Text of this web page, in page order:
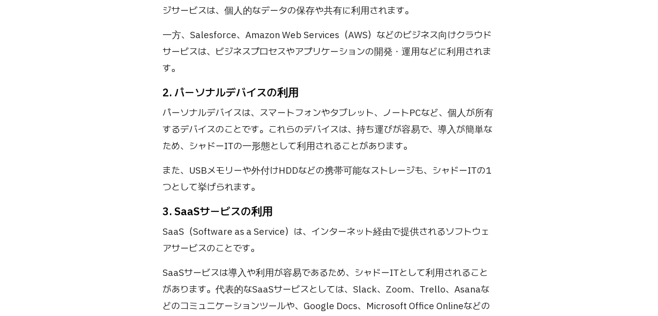
ジサービスは、個人的なデータの保存や共有に利用されます。
一方、Salesforce、Amazon Web Services（AWS）などのビジネス向けクラウド
サービスは、ビジネスプロセスやアプリケーションの開発・運用などに利用されま
す。
2. パーソナルデバイスの利用
パーソナルデバイスは、スマートフォンやタブレット、ノートPCなど、個人が所有
するデバイスのことです。これらのデバイスは、持ち運びが容易で、導入が簡単な
ため、シャドーITの一形態として利用されることがあります。
また、USBメモリーや外付けHDDなどの携帯可能なストレージも、シャドーITの1
つとして挙げられます。
3. SaaSサービスの利用
SaaS（Software as a Service）は、インターネット経由で提供されるソフトウェ
アサービスのことです。
SaaSサービスは導入や利用が容易であるため、シャドーITとして利用されること
があります。代表的なSaaSサービスとしては、Slack、Zoom、Trello、Asanaな
どのコミュニケーションツールや、Google Docs、Microsoft Office Onlineなどの